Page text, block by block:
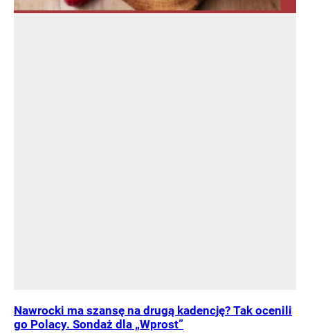
Nawrocki ma szansę na drugą kadencję? Tak ocenili
go Polacy. Sondaż dla „Wprost”